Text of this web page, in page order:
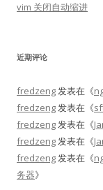
vim 关闭自动缩进
近期评论
fredzeng发表在《
fredzeng发表在《
fredzeng发表在《
fredzeng发表在《
fredzeng发表在《
务器》